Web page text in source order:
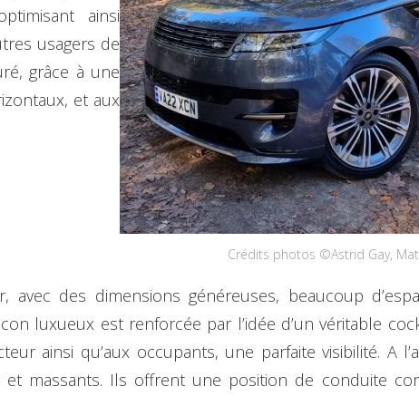
ainsi
usagers de
grâce à une
et aux
Crédits photos ©Astrid Gay,
avec des dimensions généreuses, beaucoup
luxueux est renforcée par l’idée d’un véritable
ainsi qu’aux occupants, une parfaite visibilité. A
et massants. Ils offrent une position de conduite